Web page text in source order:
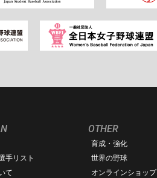
手リスト
て
OTHER
育成・強化
世界の野球
オンラインショップ